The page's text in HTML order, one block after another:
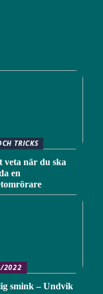
TRICKS
veta när du ska
en
2022
smink – Undvik